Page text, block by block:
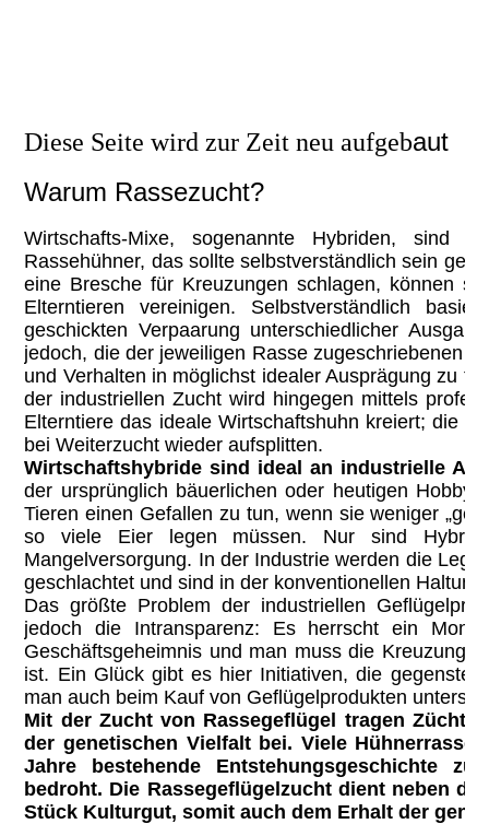
Diese Seite wird zur Zeit neu aufgebaut
Warum Rassezucht?
Wirtschafts-Mixe, sogenannte Hybriden, sind
Rassehühner, das sollte selbstverständlich sein
eine Bresche für Kreuzungen schlagen, können
Elterntieren vereinigen. Selbstverständlich
geschickten Verpaarung unterschiedlicher
jedoch, die der jeweiligen Rasse zugeschriebenen
und Verhalten in möglichst idealer Ausprägung zu
der industriellen Zucht wird hingegen mittels
Elterntiere das ideale Wirtschaftshuhn kreiert; die
bei Weiterzucht wieder aufsplitten.
Wirtschaftshybride sind ideal an industrielle
der ursprünglich bäuerlichen oder heutigen
Tieren einen Gefallen zu tun, wenn sie weniger
so viele Eier legen müssen. Nur sind
Mangelversorgung. In der Industrie werden die
geschlachtet und sind in der konventionellen
Das größte Problem der industriellen
jedoch die Intransparenz: Es herrscht ein
Geschäftsgeheimnis und man muss die
ist. Ein Glück gibt es hier Initiativen, die
man auch beim Kauf von Geflügelprodukten
Mit der Zucht von Rassegeflügel tragen
der genetischen Vielfalt bei. Viele
Jahre bestehende Entstehungsgeschichte
bedroht. Die Rassegeflügelzucht dient neben
Stück Kulturgut, somit auch dem Erhalt der